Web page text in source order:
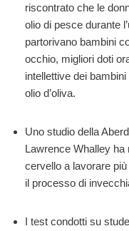
riscontrato che le
olio di pesce durante
partorivano bambini
occhio, migliori doti
intellettive dei
olio d’oliva.
Uno studio della
Lawrence Whalley ha
cervello a lavorare
il processo di
I test condotti su